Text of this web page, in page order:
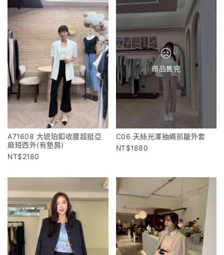
A71608 大琥珀釦收腰超挺亞
麻短西外(有墊肩)
2180
商品售完
C06 天絲光澤抽繩抓皺外套
1880